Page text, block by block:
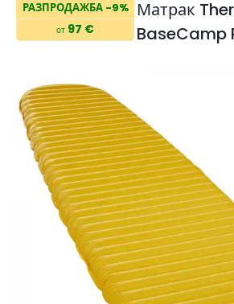
РАЗПРОДАЖБА -9%
от 97 €
Матрак
BaseCamp